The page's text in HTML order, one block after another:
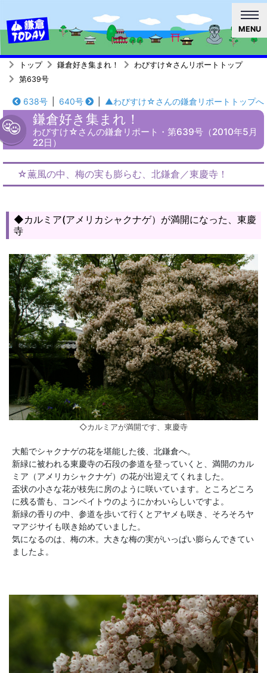
MENU
トップ 鎌倉好き集まれ！
わびすけ☆さんリポートトップ
第639号
638号 640号 ▲わびすけ☆さんの鎌倉リポートトップへ
鎌倉好き集まれ！
わびすけ☆さんの鎌倉リポート・第639号（2010年5月
22日）
☆薫風の中、梅の実も膨らむ、北鎌倉／東慶寺！
◆カルミア(アメリカシャクナゲ）が満開になった、東慶
寺
◇カルミアが満開です、東慶寺
大船でシャクナゲの花を堪能した後、北鎌倉へ。
新緑に被われる東慶寺の石段の参道を登っていくと、満開のカル
ミア（アメリカシャクナゲ）の花が出迎えてくれました。
盃状の小さな花が枝先に房のように咲いています。ところどころ
に残る蕾も、コンペイトウのようにかわいらしいですよ。
新緑の香りの中、参道を歩いて行くとアヤメも咲き、そろそろヤ
マアジサイも咲き始めていました。
気になるのは、梅の木。大きな梅の実がいっぱい膨らんできてい
ましたよ。